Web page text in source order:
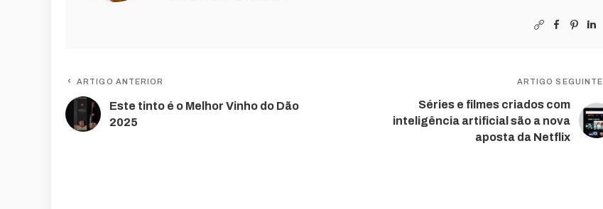
ARTIGO ANTERIOR
Este tinto é o Melhor Vinho do Dão
2025
ARTIGO SEGUINTE
Séries e filmes criados com
inteligência artificial são a nova
aposta da Netflix